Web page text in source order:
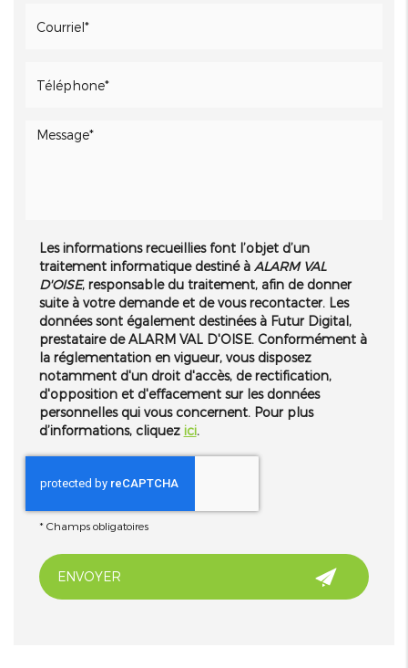
Les informations recueillies font l’objet d’un
traitement informatique destiné àALARM VAL
D'OISE, responsable du traitement, afin de donner
suite à votre demande et de vous recontacter. Les
données sont également destinées à Futur Digital,
prestataire de ALARM VAL D'OISE. Conformément à
la réglementation en vigueur, vous disposez
notamment d'un droit d'accès, de rectification,
d'opposition et d'effacement sur les données
personnelles qui vous concernent. Pour plus
d’informations, cliquez ici.
* Champs obligatoires